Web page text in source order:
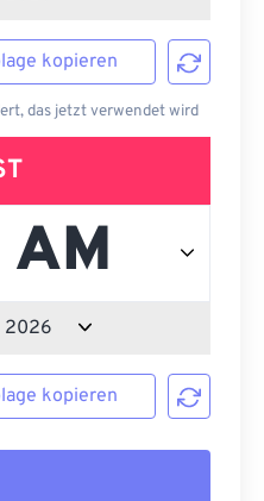
kopieren
das jetzt verwendet wird
kopieren